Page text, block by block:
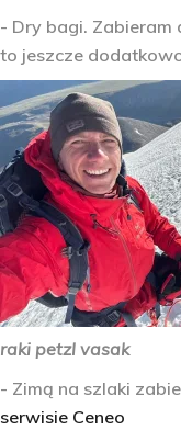
- Dry bagi. Zabieram
to jeszcze
raki petzl vasak
- Zimą na szlaki
serwisie Ceneo